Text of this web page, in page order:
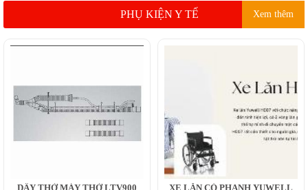
PHỤ KIỆN Y TẾ Xem thêm
DÂY THỞ MÁY THỞ LTV900 XE LĂN CÓ PHANH YUWELL